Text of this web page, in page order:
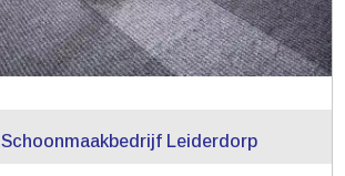
Schoonmaakbedrijf Leiderdorp